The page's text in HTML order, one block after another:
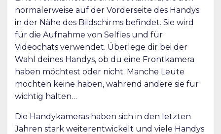
normalerweise auf der Vorderseite des Handys
in der Nähe des Bildschirms befindet. Sie wird
für die Aufnahme von Selfies und für
Videochats verwendet. Überlege dir bei der
Wahl deines Handys, ob du eine Frontkamera
haben möchtest oder nicht. Manche Leute
möchten keine haben, während andere sie für
wichtig halten…
Die Handykameras haben sich in den letzten
Jahren stark weiterentwickelt und viele Handys